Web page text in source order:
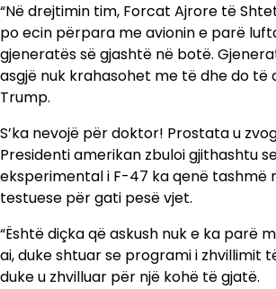
“Në drejtimin tim, Forcat Ajrore të
po ecin përpara me avionin e parë
gjeneratës së gjashtë në botë.
asgjë nuk krahasohet me të dhe do të
Trump.
S’ka nevojë për doktor! Prostata u
Presidenti amerikan zbuloi gjithashtu
eksperimental i F-47 ka qenë tashmë
testuese për gati pesë vjet.
“Është diçka që askush nuk e ka parë
ai, duke shtuar se programi i zhvillimit
duke u zhvilluar për një kohë të gjatë.